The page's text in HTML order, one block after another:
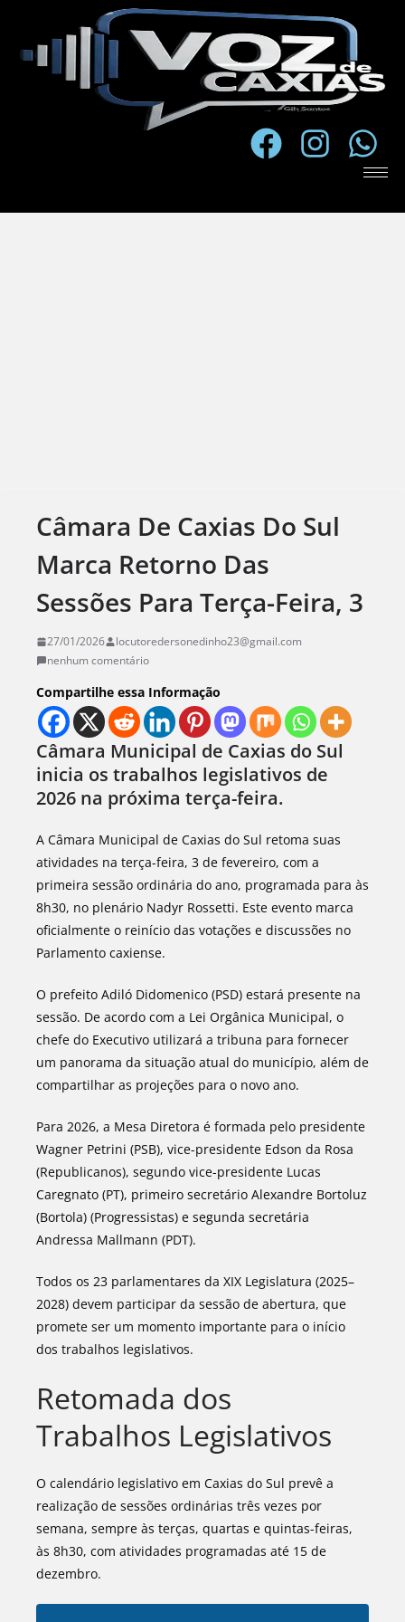
Câmara De Caxias Do Sul
Marca Retorno Das
Sessões Para Terça-Feira, 3
27/01/2026
locutoredersonedinho23@gmail.com
nenhum comentário
Compartilhe essa Informação
Câmara Municipal de Caxias do Sul
inicia os trabalhos legislativos de
2026 na próxima terça-feira.
A Câmara Municipal de Caxias do Sul retoma suas
atividades na terça-feira, 3 de fevereiro, com a
primeira sessão ordinária do ano, programada para às
8h30, no plenário Nadyr Rossetti. Este evento marca
oficialmente o reinício das votações e discussões no
Parlamento caxiense.
O prefeito Adiló Didomenico (PSD) estará presente na
sessão. De acordo com a Lei Orgânica Municipal, o
chefe do Executivo utilizará a tribuna para fornecer
um panorama da situação atual do município, além de
compartilhar as projeções para o novo ano.
Para 2026, a Mesa Diretora é formada pelo presidente
Wagner Petrini (PSB), vice-presidente Edson da Rosa
(Republicanos), segundo vice-presidente Lucas
Caregnato (PT), primeiro secretário Alexandre Bortoluz
(Bortola) (Progressistas) e segunda secretária
Andressa Mallmann (PDT).
Todos os 23 parlamentares da XIX Legislatura (2025–
2028) devem participar da sessão de abertura, que
promete ser um momento importante para o início
dos trabalhos legislativos.
Retomada dos
Trabalhos Legislativos
O calendário legislativo em Caxias do Sul prevê a
realização de sessões ordinárias três vezes por
semana, sempre às terças, quartas e quintas-feiras,
às 8h30, com atividades programadas até 15 de
dezembro.